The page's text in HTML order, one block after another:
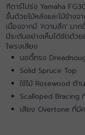
กีตาร์โปร่ง Yamaha
ขึ้นด้วยไม้หลังและไม้ข้าง
เนื่องจากมี ‘ความลึก’ ม
มีระดับอย่างเห็นได้ชัดด้ว
โพรงเสียง
บอดี้ทรง
Solid Spruce Top
ใช้ไม้ Rosewood ด้า
Scalloped Bracing
เสียง Overtone ที่มี